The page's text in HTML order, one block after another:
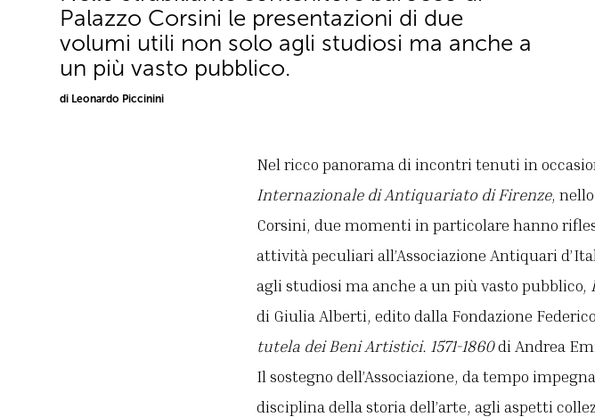
Palazzo Corsini le presentazioni di due
volumi utili non solo agli studiosi ma anche a
un più vasto pubblico.
di Leonardo Piccinini
Nel ricco panorama di incontri tenuti in
Internazionale di Antiquariato di Firenze,
Corsini, due momenti in particolare hanno
attività peculiari all’Associazione Antiquari
agli studiosi ma anche a un più vasto pubblico,
di Giulia Alberti, edito dalla Fondazione
tutela dei Beni Artistici. 1571-1860di Andrea
Il sostegno dell’Associazione, da tempo
disciplina della storia dell’arte, agli aspetti